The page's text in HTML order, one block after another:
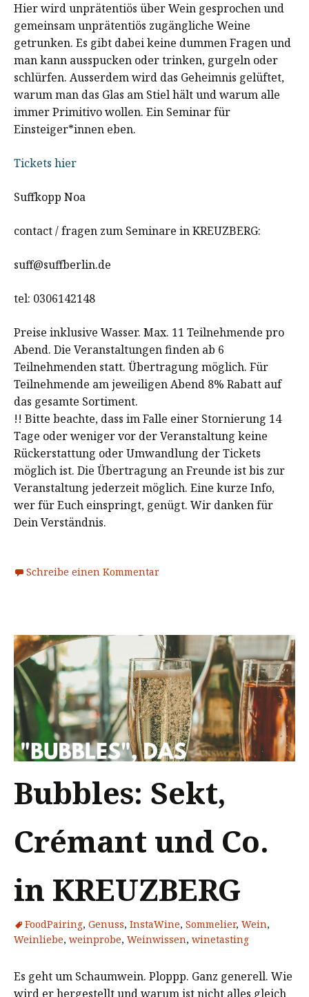
Hier wird unprätentiös über Wein gesprochen und
gemeinsam unprätentiös zugängliche Weine
getrunken. Es gibt dabei keine dummen Fragen und
man kann ausspucken oder trinken, gurgeln oder
schlürfen. Ausserdem wird das Geheimnis gelüftet,
warum man das Glas am Stiel hält und warum alle
immer Primitivo wollen. Ein Seminar für
Einsteiger*innen eben.
Tickets hier
Suffkopp Noa
contact / fragen zum Seminare in KREUZBERG:
suff@suffberlin.de
tel: 0306142148
Preise inklusive Wasser. Max. 11 Teilnehmende pro
Abend. Die Veranstaltungen finden ab 6
Teilnehmenden statt. Übertragung möglich. Für
Teilnehmende am jeweiligen Abend 8% Rabatt auf
das gesamte Sortiment.
!! Bitte beachte, dass im Falle einer Stornierung 14
Tage oder weniger vor der Veranstaltung keine
Rückerstattung oder Umwandlung der Tickets
möglich ist. Die Übertragung an Freunde ist bis zur
Veranstaltung jederzeit möglich. Eine kurze Info,
wer für Euch einspringt, genügt. Wir danken für
Dein Verständnis.
Schreibe einen Kommentar
Bubbles: Sekt,
Crémant und Co.
in KREUZBERG
FoodPairing, Genuss, InstaWine, Sommelier, Wein,
Weinliebe, weinprobe, Weinwissen, winetasting
Es geht um Schaumwein. Ploppp. Ganz generell. Wie
wird er hergestellt und warum ist nicht alles gleich